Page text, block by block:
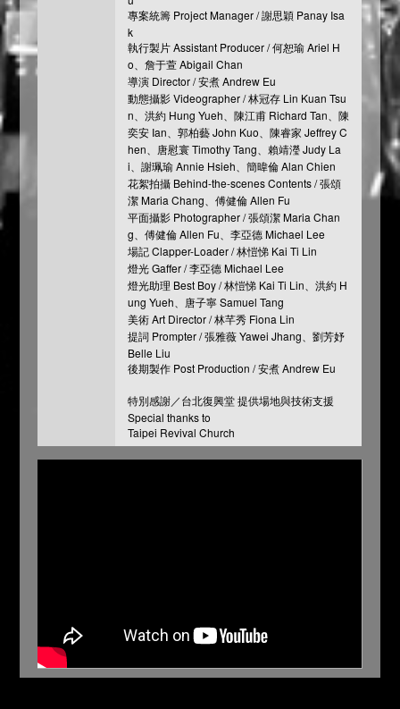
專案統籌 Project Manager / 謝思穎 Panay Isa
k
執行製片 Assistant Producer / 何恕瑜 Ariel H
o、詹于萱 Abigail Chan
導演 Director / 安煮 Andrew Eu
動態攝影 Videographer / 林冠存 Lin Kuan Tsu
n、洪約 Hung Yueh、陳江甫 Richard Tan、陳
奕安 Ian、郭柏藝 John Kuo、陳睿家 Jeffrey C
hen、唐慰寰 Timothy Tang、賴靖瀅 Judy La
i、謝珮瑜 Annie Hsieh、簡暐倫 Alan Chien
花絮拍攝 Behind-the-scenes Contents / 張頌
潔 Maria Chang、傅健倫 Allen Fu
平面攝影 Photographer / 張頌潔 Maria Chan
g、傅健倫 Allen Fu、李亞德 Michael Lee
場記 Clapper-Loader / 林愷悌 Kai Ti Lin
燈光 Gaffer / 李亞德 Michael Lee
燈光助理 Best Boy / 林愷悌 Kai Ti Lin、洪約 H
ung Yueh、唐子寧 Samuel Tang
美術 Art Director / 林芊秀 Fiona Lin
提詞 Prompter / 張雅薇 Yawei Jhang、劉芳妤
Belle Liu
後期製作 Post Production / 安煮 Andrew Eu
特別感謝／台北復興堂 提供場地與技術支援
Special thanks to
Taipei Revival Church